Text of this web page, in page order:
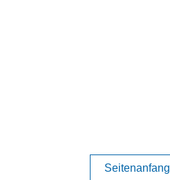
Seitenanfang